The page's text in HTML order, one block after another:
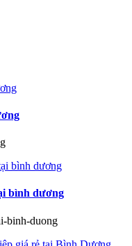
bình dương
binh-duong